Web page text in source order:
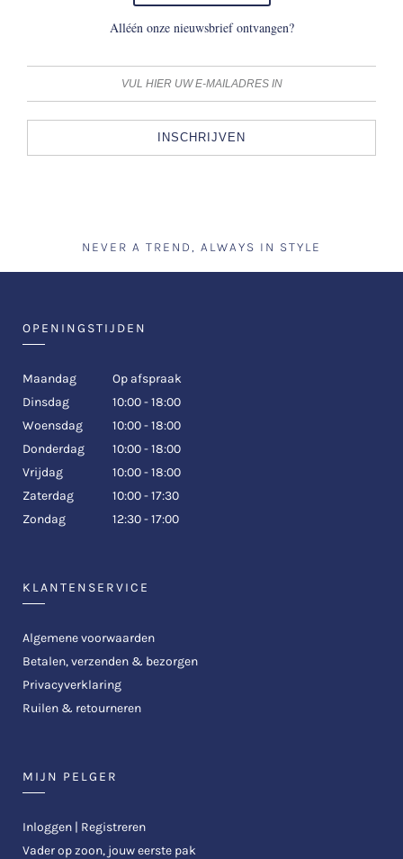
Alléén onze nieuwsbrief ontvangen?
INSCHRIJVEN
NEVER A TREND, ALWAYS IN STYLE
OPENINGSTIJDEN
Maandag
Op afspraak
Dinsdag
10:00 - 18:00
Woensdag
10:00 - 18:00
Donderdag
10:00 - 18:00
Vrijdag
10:00 - 18:00
Zaterdag
10:00 - 17:30
Zondag
12:30 - 17:00
KLANTENSERVICE
Algemene voorwaarden
Betalen, verzenden & bezorgen
Privacyverklaring
Ruilen & retourneren
MIJN PELGER
Inloggen | Registreren
Vader op zoon, jouw eerste pak